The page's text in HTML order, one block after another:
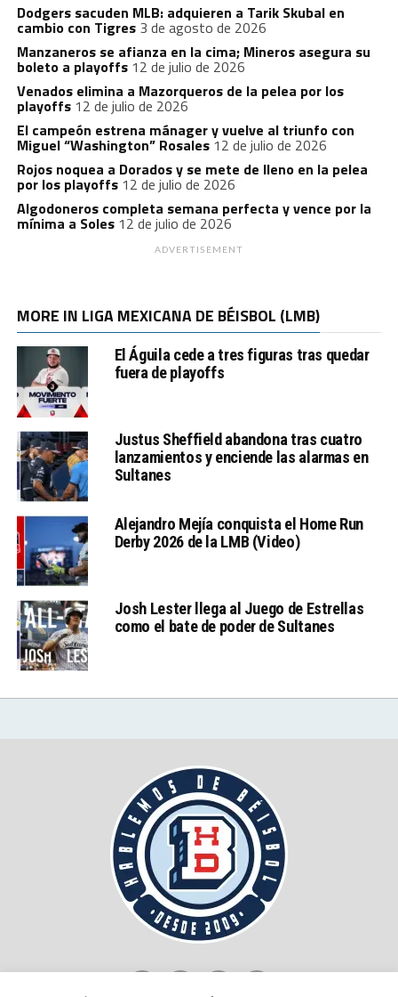
Dodgers sacuden MLB: adquieren a Tarik Skubal en
cambio con Tigres 3 de agosto de 2026
Manzaneros se afianza en la cima; Mineros asegura su
boleto a playoffs 12 de julio de 2026
Venados elimina a Mazorqueros de la pelea por los
playoffs 12 de julio de 2026
El campeón estrena mánager y vuelve al triunfo con
Miguel “Washington” Rosales 12 de julio de 2026
Rojos noquea a Dorados y se mete de lleno en la pelea
por los playoffs 12 de julio de 2026
Algodoneros completa semana perfecta y vence por la
mínima a Soles 12 de julio de 2026
ADVERTISEMENT
MORE IN LIGA MEXICANA DE BÉISBOL (LMB)
El Águila cede a tres figuras tras quedar
fuera de playoffs
Justus Sheffield abandona tras cuatro
lanzamientos y enciende las alarmas en
Sultanes
Alejandro Mejía conquista el Home Run
Derby 2026 de la LMB (Video)
Josh Lester llega al Juego de Estrellas
como el bate de poder de Sultanes